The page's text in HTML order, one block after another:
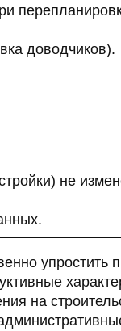
доводчиков).
не
упростить
на